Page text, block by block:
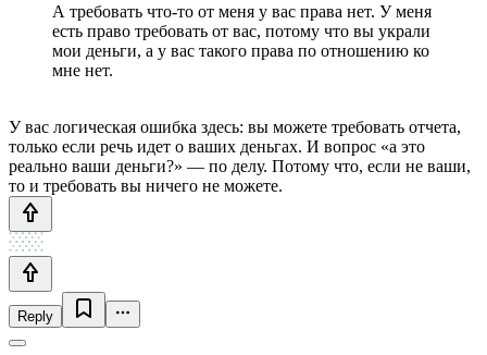
А требовать что-то от меня у вас права нет. У меня
есть право требовать от вас, потому что вы украли
мои деньги, а у вас такого права по отношению ко
мне нет.
У вас логическая ошибка здесь: вы можете требовать отчета,
только если речь идет о ваших деньгах. И вопрос «а это
реально ваши деньги?» — по делу. Потому что, если не ваши,
то и требовать вы ничего не можете.
Reply